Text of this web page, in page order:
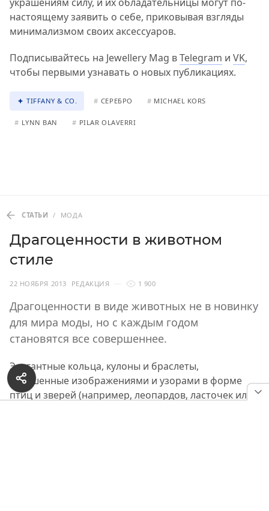
настоящему заявить о себе, приковывая взгляды
минимализмом своих аксессуаров.
Подписывайтесь на Jewellery Mag вTelegram и VK,
чтобы первыми узнавать о новых публикациях.
TIFFANY & CO. # СЕРЕБРО # MICHAEL KORS
# LYNN BAN # PILAR OLAVERRI
СТАТЬИ / МОДА
Драгоценности в животном
стиле
22 НОЯБРЯ 2013 РЕДАКЦИЯ 1 900
Драгоценности в виде животных не в новинку
для мира моды, но с каждым годом
становятся все совершеннее.
Элегантные кольца, кулоны и браслеты,
украшенные изображениями и узорами в форме
птиц и зверей (например, леопардов, ласточек или